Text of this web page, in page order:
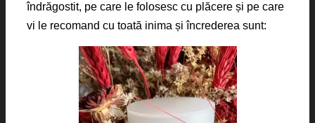
îndrăgostit, pe care le folosesc cu plăcere și pe care
vi le recomand cu toată inima și încrederea sunt: